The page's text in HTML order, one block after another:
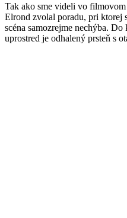
Tak ako sme videli vo
Elrond zvolal poradu, pri ktorej
scéna samozrejme nechýba.
uprostred je odhalený prsteň s